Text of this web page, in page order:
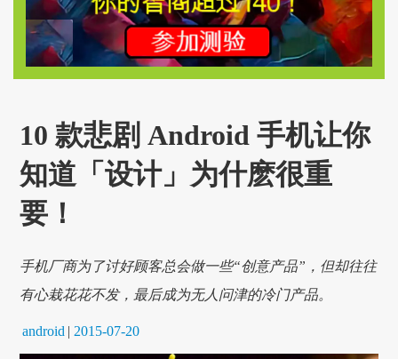
10 款悲剧 Android 手机让你
知道「设计」为什麽很重
要！
手机厂商为了讨好顾客总会做一些“创意产品”，但却往往
有心栽花花不发，最后成为无人问津的冷门产品。
android | 2015-07-20